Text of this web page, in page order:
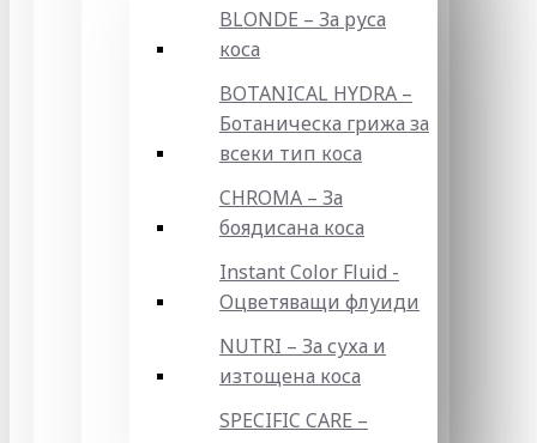
BLONDE – За руса
коса
BOTANICAL HYDRA –
Ботаническа грижа за
всеки тип коса
CHROMA – За
боядисана коса
Instant Color Fluid -
Оцветяващи флуиди
NUTRI – За суха и
изтощена коса
SPECIFIC CARE –